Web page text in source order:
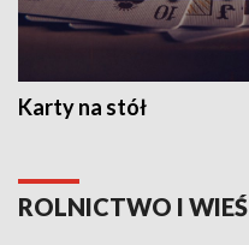
Karty na stół
ROLNICTWO I WIEŚ